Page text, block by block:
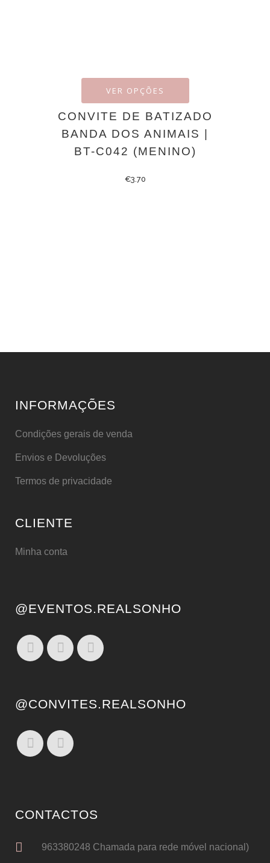
VER OPÇÕES
CONVITE DE BATIZADO
BANDA DOS ANIMAIS |
BT-C042 (MENINO)
€3.70
INFORMAÇÕES
Condições gerais de venda
Envios e Devoluções
Termos de privacidade
CLIENTE
Minha conta
@EVENTOS.REALSONHO
@CONVITES.REALSONHO
CONTACTOS
963380248 Chamada para rede móvel nacional)